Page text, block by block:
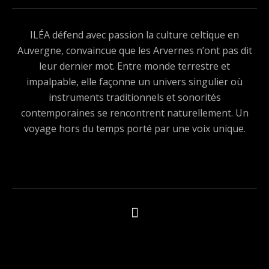
ILÉA défend avec passion la culture celtique en
Auvergne, convaincue que les Arvernes n’ont pas dit
leur dernier mot. Entre monde terrestre et
impalpable, elle façonne un univers singulier où
instruments traditionnels et sonorités
contemporaines se rencontrent naturellement. Un
voyage hors du temps porté par une voix unique.
Boutons des médias sociaux
Tous les produits